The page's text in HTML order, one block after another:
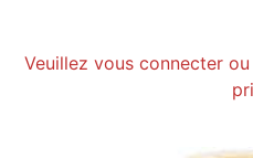
Veuillez vous connecter